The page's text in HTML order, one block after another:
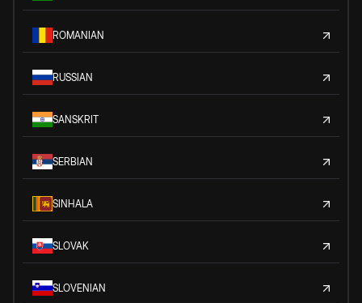
ROMANIAN
RUSSIAN
SANSKRIT
SERBIAN
SINHALA
SLOVAK
SLOVENIAN